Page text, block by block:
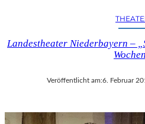
Landestheater Niederbayern –
Veröffentlicht am:6. Februar